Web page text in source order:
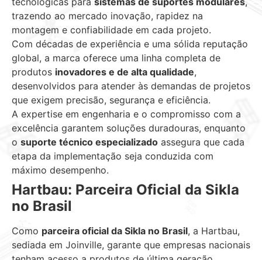
trazendo ao mercado inovação, rapidez na
montagem e confiabilidade em cada projeto.
Com décadas de experiência e uma sólida reputação
global, a marca oferece uma linha completa de
produtos inovadores e de alta qualidade,
desenvolvidos para atender às demandas de projetos
que exigem precisão, segurança e eficiência.
A expertise em engenharia e o compromisso com a
excelência garantem soluções duradouras, enquanto
o suporte técnico especializado assegura que cada
etapa da implementação seja conduzida com
máximo desempenho.
Hartbau: Parceira Oficial da Sikla
no Brasil
Como parceira oficial da Sikla no Brasil, a Hartbau,
sediada em Joinville, garante que empresas nacionais